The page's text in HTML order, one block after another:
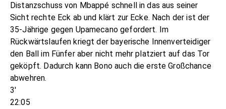
Distanzschuss von Mbappé schnell in das aus seiner
Sicht rechte Eck ab und klärt zur Ecke. Nach der ist der
35-Jährige gegen Upamecano gefordert. Im
Rückwärtslaufen kriegt der bayerische Innenverteidiger
den Ball im Fünfer aber nicht mehr platziert auf das Tor
geköpft. Dadurch kann Bono auch die erste Großchance
abwehren.
3'
22:05